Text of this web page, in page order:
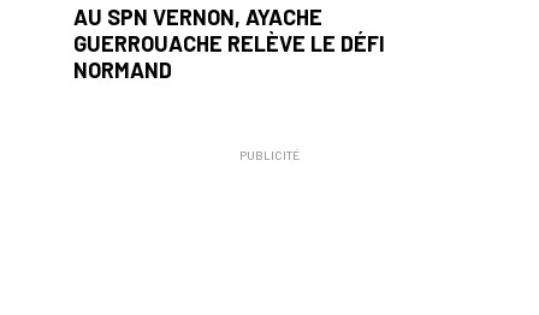
AU SPN VERNON, AYACHE
GUERROUACHE RELÈVE LE DÉFI
NORMAND
PUBLICITÉ